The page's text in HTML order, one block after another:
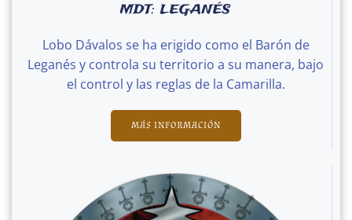
MDT: LEGANÉS
Lobo Dávalos se ha erigido como el Barón de
Leganés y controla su territorio a su manera, bajo
el control y las reglas de la Camarilla.
MÁS INFORMACIÓN